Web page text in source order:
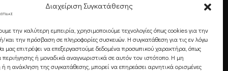
Διαχείριση Συγκατάθεσης
την καλύτερη εμπειρία, χρησιμοποιούμε τεχνολογίες όπως cookies για την
και την πρόσβαση σε πληροφορίες συσκευών. Η συγκατάθεση για τις εν λόγω
μας επιτρέψει να επεξεργαστούμε δεδομένα προσωπικού χαρακτήρα, όπως
ή μοναδικά αναγνωριστικά σε αυτόν τον ιστότοπο. Η μη
η ανάκληση της συγκατάθεσης, μπορεί να επηρεάσει αρνητικά ορισμένες
Εγγραφή